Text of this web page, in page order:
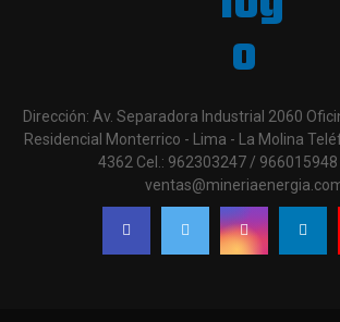
Dirección: Av. Separadora Industrial 2060
Residencial Monterrico - Lima - La Molina
4362 Cel.: 962303247 / 966015948